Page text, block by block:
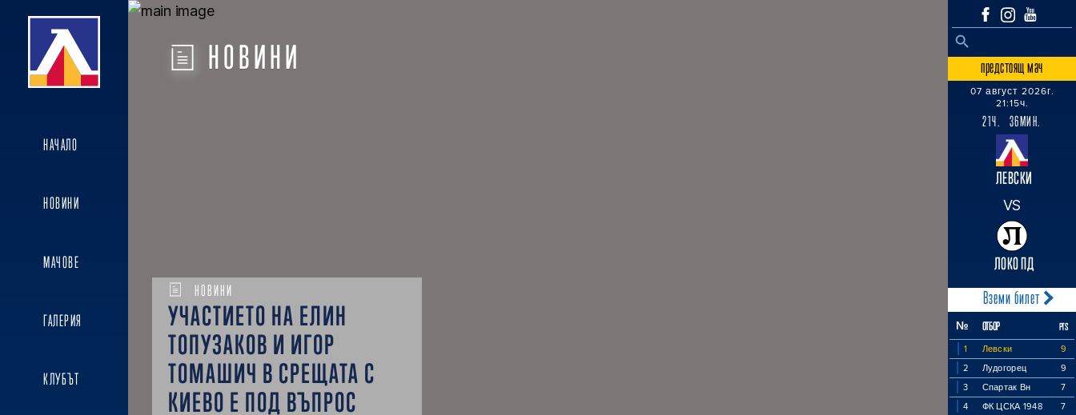
НАЧАЛО
НОВИНИ
МАЧОВЕ
ГАЛЕРИЯ
КЛУБЪТ
Search
SEARCH BUTTON
предстоящ мач
07 август 2026г.
21:15ч.
21Ч. 36МИН.
ЛЕВСКИ
VS
ЛОКО ПД
Вземи билет
№ ОТБОР PTS
1 Левски
9
2
Лудогорец
9
3
Спартак Вн
7
4
ФК ЦСКА 1948
7
НОВИНИ
НОВИНИ
УЧАСТИЕТО НА ЕЛИН
ТОПУЗАКОВ И ИГОР
ТОМАШИЧ В СРЕЩАТА С
КИЕВО Е ПОД ВЪПРОС